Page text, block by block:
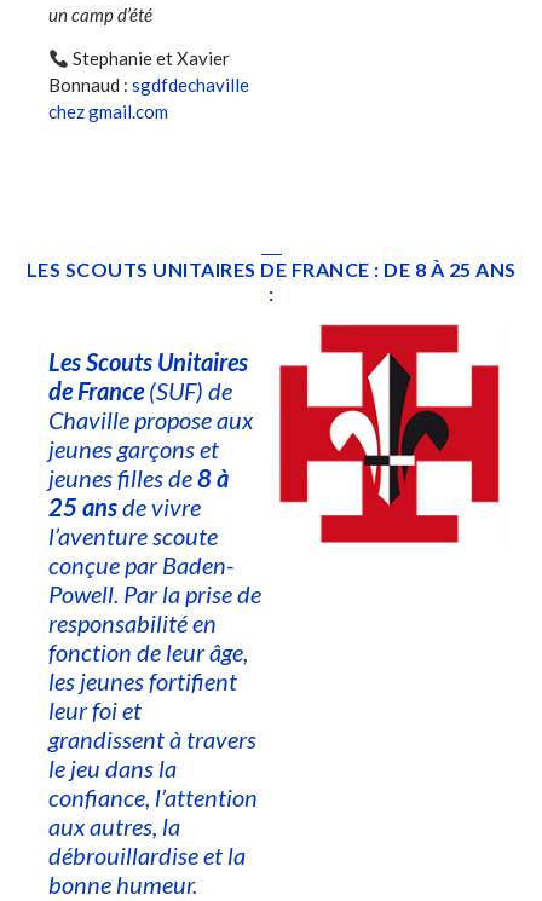
un camp d’été
Stephanie et Xavier
Bonnaud : sgdfdechaville
chez gmail.com
LES SCOUTS UNITAIRES DE FRANCE : DE 8 À 25 ANS
:
Les Scouts Unitaires
de France(SUF) de
Chaville propose aux
jeunes garçons et
jeunes filles de8 à
25 ansde vivre
l’aventure scoute
conçue par Baden-
Powell. Par la prise de
responsabilité en
fonction de leur âge,
les jeunes fortifient
leur foi et
grandissent à travers
le jeu dans la
confiance, l’attention
aux autres, la
débrouillardise et la
bonne humeur.